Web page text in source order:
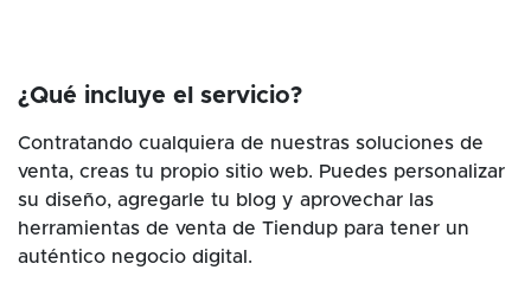
¿Qué incluye el servicio?
Contratando cualquiera de nuestras soluciones de
venta, creas tu propio sitio web. Puedes personalizar
su diseño, agregarle tu blog y aprovechar las
herramientas de venta de Tiendup para tener un
auténtico negocio digital.